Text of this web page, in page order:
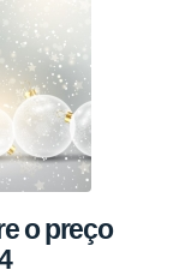
o preço